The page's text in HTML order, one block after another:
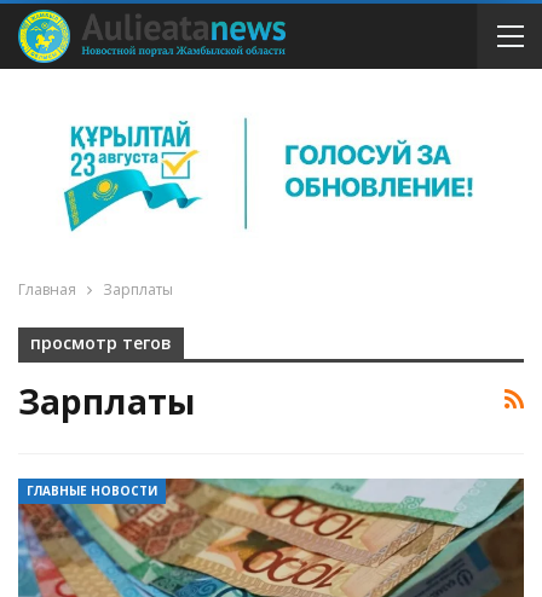
Главная Зарплаты
просмотр тегов
Зарплаты
ГЛАВНЫЕ НОВОСТИ